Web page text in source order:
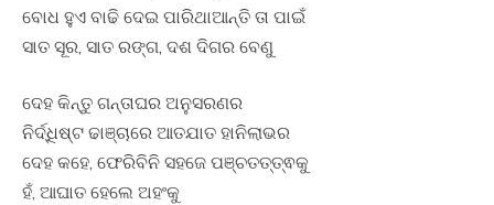
ବୋଧ ହୁଏ ବାଢି ଦେଇ ପାରିଥାଆନ୍ତି ତା ପାଇଁ
ସାତ ସୂର, ସାତ ରଙ୍ଗ, ଦଶ ଦିଗର ବେଣୁ
ଦେହ କିନ୍ତୁ ଗନ୍ତାଘର ଅନୁସରଣର
ନିର୍ଦ୍ଧିଷ୍ଟ ଢାଞ୍ଚାରେ ଆତଯାତ ହାନିଲାଭର
ଦେହ କହେ, ଫେରିବିନି ସହଜେ ପଞ୍ଚତତ୍ତ୍ଵକୁ
ହଁ, ଆଘାତ ହେଲେ ଅହଂକୁ